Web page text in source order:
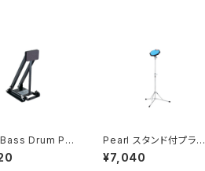
Drum Pa
トレーニング
スドラム用)
Pearl スタンド付プラク
ティスパッド TP-6N
¥7,040